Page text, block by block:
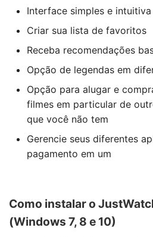
Interface simples e intuitiva
Criar sua lista de favoritos
Receba recomendações
Opção de legendas em
Opção para alugar e
filmes em particular de
que você não tem
Gerencie seus diferentes
pagamento em um
Como instalar o
(Windows 7, 8 e 10)